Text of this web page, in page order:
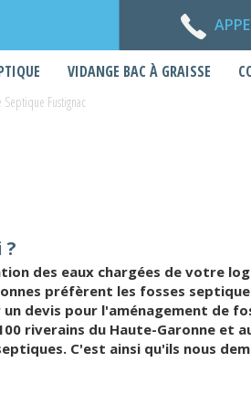
VIDANGE BAC À GRAISSE
Septique Fustignac
des eaux chargées de votre
préfèrent les fosses
devis pour l'aménagement de
riverains du Haute-Garonne et
C'est ainsi qu'ils nous